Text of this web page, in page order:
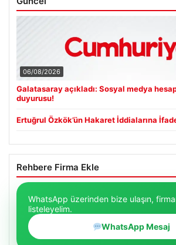
06/08/2026
Galatasaray açıkladı: Sosyal medya
duyurusu!
Ertuğrul Özkök’ün Hakaret İddialarına
Rehbere Firma Ekle
WhatsApp üzerinden bize ulaşın,
listeleyelim.
WhatsApp Mesaj